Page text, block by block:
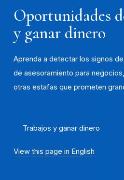
Oportunidades
y ganar dinero
Aprenda a detectar los signos
de asesoramiento para
otras estafas que prometen
Trabajos y ganar dinero
View this page in English